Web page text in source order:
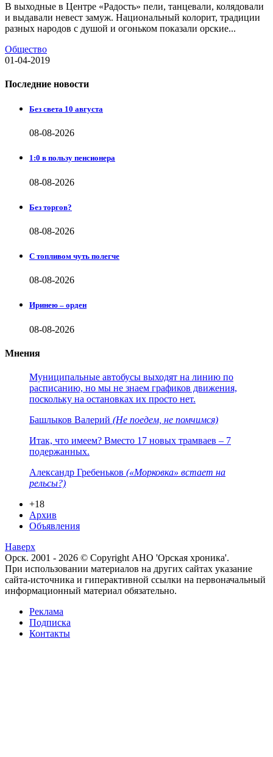
В выходные в Центре «Радость» пели, танцевали, колядовали
и выдавали невест замуж. Национальный колорит, традиции
разных народов с душой и огоньком показали орские...
Общество
01-04-2019
Последние новости
Без света 10 августа
08-08-2026
1:0 в пользу пенсионера
08-08-2026
Без торгов?
08-08-2026
С топливом чуть полегче
08-08-2026
Иринею – орден
08-08-2026
Мнения
Муниципальные автобусы выходят на линию по
расписанию, но мы не знаем графиков движения,
поскольку на остановках их просто нет.
Башлыков Валерий (Не поедем, не помчимся)
Итак, что имеем? Вместо 17 новых трамваев – 7
подержанных.
Александр Гребеньков («Морковка» встает на
рельсы?)
+18
Архив
Объявления
Наверх
Орск. 2001 - 2026 © Copyright АНО 'Орская хроника'.
При использовании материалов на других сайтах указание
сайта-источника и гиперактивной ссылки на первоначальный
информационный материал обязательно.
Реклама
Подписка
Контакты